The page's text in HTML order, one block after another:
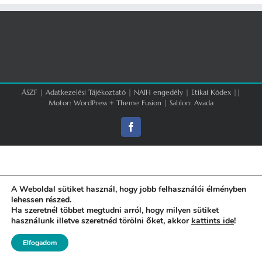
ÁSZF | Adatkezelési Tájékoztató | NAIH engedély | Etikai Kódex ||
Motor: WordPress + Theme Fusion | Sablon: Avada
Facebook
A Weboldal sütiket használ, hogy jobb felhasználói élményben
lehessen részed.
Ha szeretnél többet megtudni arról, hogy milyen sütiket
használunk illetve szeretnéd törölni őket, akkor kattints ide!
Elfogadom